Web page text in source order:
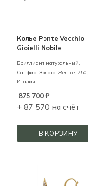
Колье Ponte Vecchio
Gioielli Nobile
Бриллиант натуральный,
Сапфир, Золото,Желтое, 750,
Италия
875 700 ₽
+ 87 570 на счёт
В КОРЗИНУ